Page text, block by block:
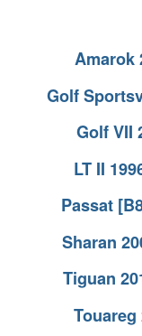
Amarok
Golf
Golf VII
LT II
Passat
Sharan
Tiguan
Touareg